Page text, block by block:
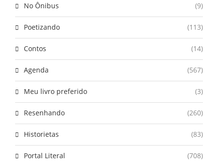
No Ônibus (9)
Poetizando (113)
Contos (14)
Agenda (567)
Meu livro preferido (3)
Resenhando (260)
Historietas (83)
Portal Literal (708)